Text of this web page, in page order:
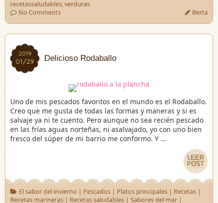
recetassaludables,verduras
No Comments
Berta
2019
01/29
2019
01/29 Delicioso Rodaballo
Uno de mis pescados favoritos en el mundo es el Rodaballo.
Creo que me gusta de todas las formas y maneras y si es
salvaje ya ni te cuento. Pero aunque no sea recién pescado
en las frías aguas norteñas, ni asalvajado, yo con uno bien
fresco del súper de mi barrio me conformo. Y …
LEER
POST
LEER
POST
El sabor del invierno | Pescados| Platos principales| Recetas|
Recetas marineras | Recetas saludables | Sabores del mar |